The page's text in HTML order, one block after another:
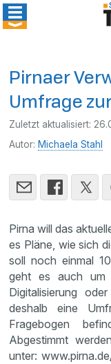
Pirnaer
Umfrage
Zuletzt aktualisiert:
Autor: Michaela Stahl
Pirna will das
es Pläne, wie sich
soll noch einmal
geht es auch um
Digitalisierung
deshalb eine
Fragebogen
Abgestimmt
unter: